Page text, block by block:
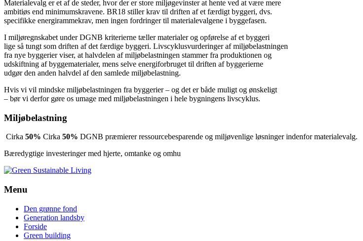
Materialevalg er et af de steder, hvor der er store miljøgevinster at hente ved at være mere
ambitiøs end minimumskravene. BR18 stiller krav til driften af et færdigt byggeri, dvs.
specifikke energirammekrav, men ingen fordringer til materialevalgene i byggefasen.
I miljøregnskabet under DGNB kriterierne tæller materialer og opførelse af et byggeri
lige så tungt som driften af det færdige byggeri. Livscyklusvurderinger af miljøbelastningen
fra nye byggerier viser, at halvdelen af miljøbelastningen stammer fra produktionen og
udskiftning af byggematerialer, mens selve energiforbruget til driften af byggerierne
udgør den anden halvdel af den samlede miljøbelastning.
Hvis vi vil mindske miljøbelastningen fra byggerier – og det er både muligt og ønskeligt
– bør vi derfor gøre os umage med miljøbelastningen i hele bygningens livscyklus.
Miljøbelastning
Cirka 50% Cirka 50% DGNB præmierer ressourcebesparende og miljøvenlige løsninger indenfor materialevalg.
Bæredygtige investeringer med hjerte, omtanke og omhu
Menu
Den grønne fond
Generation landsby
Forside
Green building